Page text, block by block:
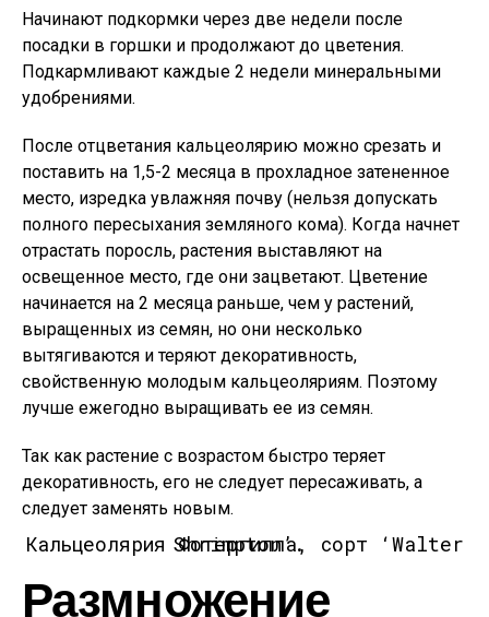
Начинают подкормки через две недели после
посадки в горшки и продолжают до цветения.
Подкармливают каждые 2 недели минеральными
удобрениями.
После отцветания кальцеолярию можно срезать и
поставить на 1,5-2 месяца в прохладное затененное
место, изредка увлажняя почву (нельзя допускать
полного пересыхания земляного кома). Когда начнет
отрастать поросль, растения выставляют на
освещенное место, где они зацветают. Цветение
начинается на 2 месяца раньше, чем у растений,
выращенных из семян, но они несколько
вытягиваются и теряют декоративность,
свойственную молодым кальцеоляриям. Поэтому
лучше ежегодно выращивать ее из семян.
Так как растение с возрастом быстро теряет
декоративность, его не следует пересаживать, а
следует заменять новым.
Кальцеолярия Фотергилла, сорт ‘Walter Shrimpton’.
Размножение